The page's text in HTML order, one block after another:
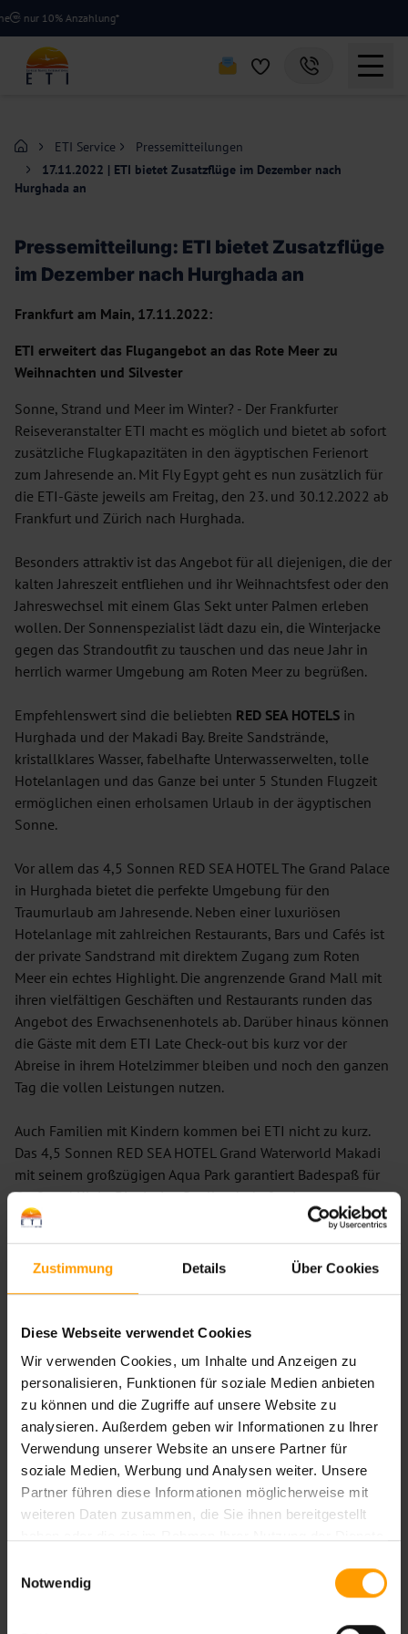
Zustimmung Details Über Cookies
Diese Webseite verwendet Cookies
Wir verwenden Cookies, um Inhalte und Anzeigen zu
personalisieren, Funktionen für soziale Medien anbieten
zu können und die Zugriffe auf unsere Website zu
analysieren. Außerdem geben wir Informationen zu Ihrer
Verwendung unserer Website an unsere Partner für
soziale Medien, Werbung und Analysen weiter. Unsere
Partner führen diese Informationen möglicherweise mit
weiteren Daten zusammen, die Sie ihnen bereitgestellt
Notwendig
nur 10% Anzahlung*
ETI Service
Pressemitteilungen
17.11.2022 | ETI bietet Zusatzflüge im Dezember nach
Hurghada an
Pressemitteilung: ETI bietet Zusatzflüge
im Dezember nach Hurghada an
Frankfurt am Main, 17.11.2022:
ETI erweitert das Flugangebot an das Rote Meer zu
Weihnachten und Silvester
Sonne, Strand und Meer im Winter? - Der Frankfurter
Reiseveranstalter ETI macht es möglich und bietet ab sofort
zusätzliche Flugkapazitäten in den ägyptischen Ferienort
zum Jahresende an. Mit Fly Egypt geht es nun zusätzlich für
die ETI-Gäste jeweils am Freitag, den 23. und 30.12.2022 ab
Frankfurt und Zürich nach Hurghada.
Besonders attraktiv ist das Angebot für all diejenigen, die der
kalten Jahreszeit entfliehen und ihr Weihnachtsfest oder den
Jahreswechsel mit einem Glas Sekt unter Palmen erleben
wollen. Der Sonnenspezialist lädt dazu ein, die Winterjacke
gegen das Strandoutfit zu tauschen und das neue Jahr in
herrlich warmer Umgebung am Roten Meer zu begrüßen.
Empfehlenswert sind die beliebten RED SEA HOTELS in
Hurghada und der Makadi Bay. Breite Sandstrände,
kristallklares Wasser, fabelhafte Unterwasserwelten, tolle
Hotelanlagen und das Ganze bei unter 5 Stunden Flugzeit
ermöglichen einen erholsamen Urlaub in der ägyptischen
Sonne.
Vor allem das 4,5 Sonnen RED SEA HOTEL The Grand Palace
in Hurghada bietet die perfekte Umgebung für den
Traumurlaub am Jahresende. Neben einer luxuriösen
Hotelanlage mit zahlreichen Restaurants, Bars und Cafés ist
der private Sandstrand mit direktem Zugang zum Roten
Meer ein echtes Highlight. Die angrenzende Grand Mall mit
ihren vielfältigen Geschäften und Restaurants runden das
Angebot des Erwachsenenhotels ab. Darüber hinaus können
die Gäste mit dem ETI Late Check-out bis kurz vor der
Abreise in ihrem Hotelzimmer bleiben und noch den ganzen
Tag die vollen Leistungen nutzen.
Auch Familien mit Kindern kommen bei ETI nicht zu kurz.
Das 4,5 Sonnen RED SEA HOTEL Grand Waterworld Makadi
mit seinem großzügigen Aqua Park garantiert Badespaß für
Groß und Klein. Die riesige Poollandschaft mit
verschiedenen Rutschen, Wellenbad, Wasserfällen und dem
Surfsimulator „Flow Rider“ stehen den Badegästen zur
Verfügung und erfreuen sich besonderer Beliebtheit.
*10% Anzahlung auf Pauschalreisen nach Ägypten
(ausgenommen ETI Mixx/MIXY).
Antworten auf häufige Fragen finden Sie in unserem
FAQ-